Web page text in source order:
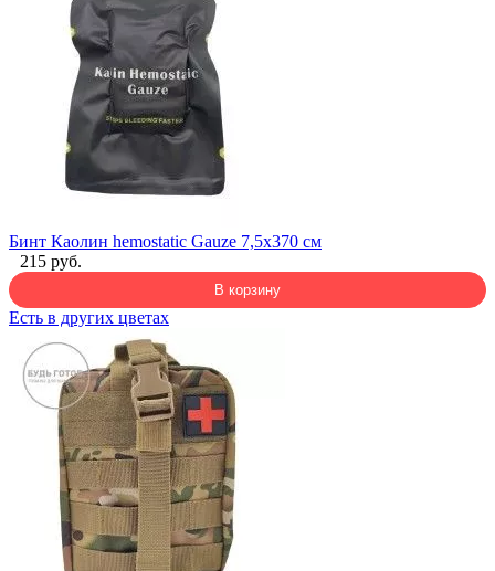
Бинт Каолин hemostatic Gauze 7,5x370 см
215 руб.
В корзину
Есть в других цветах